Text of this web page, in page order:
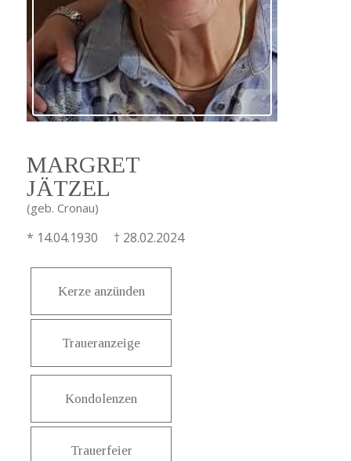
MARGRET
JÄTZEL
(geb. Cronau)
* 14.04.1930 † 28.02.2024
Kerze anzünden
Traueranzeige
Kondolenzen
Trauerfeier